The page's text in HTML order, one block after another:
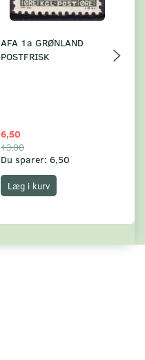
AFA 1a GRØNLAND
POSTFRISK
6,50
13,00
Du sparer: 6,50
Læg i kurv